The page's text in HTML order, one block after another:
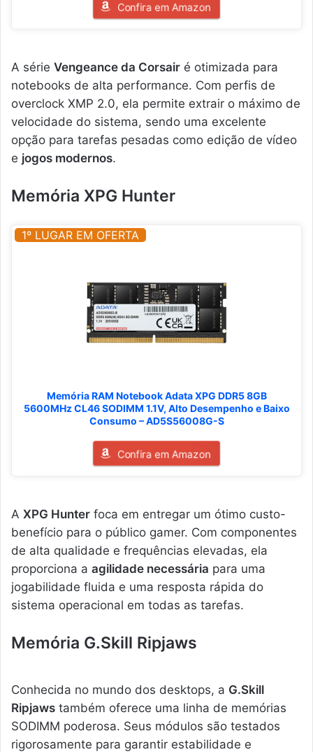
Confira em Amazon
A série Vengeance da Corsair é otimizada para
notebooks de alta performance. Com perfis de
overclock XMP 2.0, ela permite extrair o máximo de
velocidade do sistema, sendo uma excelente
opção para tarefas pesadas como edição de vídeo
e jogos modernos.
Memória XPG Hunter
1º LUGAR EM OFERTA
Memória RAM Notebook Adata XPG DDR5 8GB
5600MHz CL46 SODIMM 1.1V, Alto Desempenho e Baixo
Consumo – AD5S56008G-S
Confira em Amazon
A XPG Hunter foca em entregar um ótimo custo-
benefício para o público gamer. Com componentes
de alta qualidade e frequências elevadas, ela
proporciona a agilidade necessária para uma
jogabilidade fluida e uma resposta rápida do
sistema operacional em todas as tarefas.
Memória G.Skill Ripjaws
Conhecida no mundo dos desktops, a G.Skill
Ripjaws também oferece uma linha de memórias
SODIMM poderosa. Seus módulos são testados
rigorosamente para garantir estabilidade e